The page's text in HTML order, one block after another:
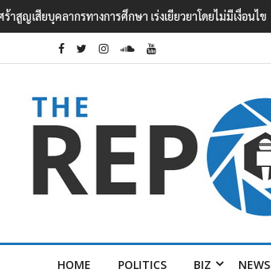
ไทย-เมียนมา เป็นจุดเริ่มต้นที่ดี แก้ปัญหามลพิษในแม่น้ำ
HOME POLITICS BIZ NEWS